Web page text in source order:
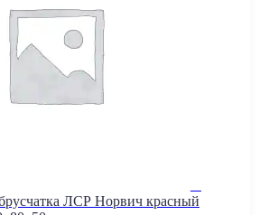
ЛСР Норвич красный